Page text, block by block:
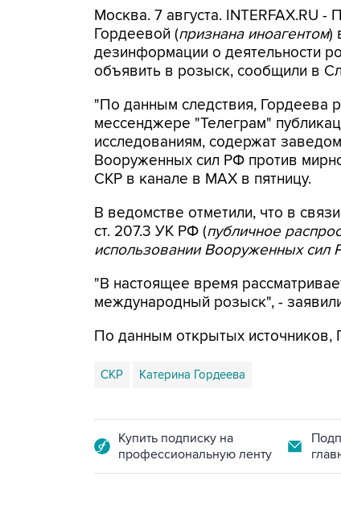
Москва. 7 августа. INTERFAX.RU
Гордеевой (признана иноагентом)
дезинформации о деятельности
объявить в розыск, сообщили в
"По данным следствия, Гордеева
мессенджере "Телеграм"
исследованиям, содержат
Вооруженных сил РФ против
СКР в канале в MAX в пятницу.
В ведомстве отметили, что в
ст. 207.3 УК РФ (публичное
использовании Вооруженных сил
"В настоящее время
международный розыск", -
По данным открытых источников,
СКР Катерина Гордеева
Купить подписку на
профессиональную ленту